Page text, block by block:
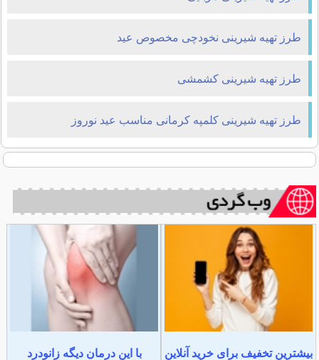
طرز تهیه شیرینی نخودچی مخصوص عید
طرز تهیه شیرینی کشمشی
طرز تهیه شیرینی کلمپه کرمانی مناسب عید نوروز
بیشترین تخفیف برای خرید آنلاین
با این درمان دیگه زانودرد